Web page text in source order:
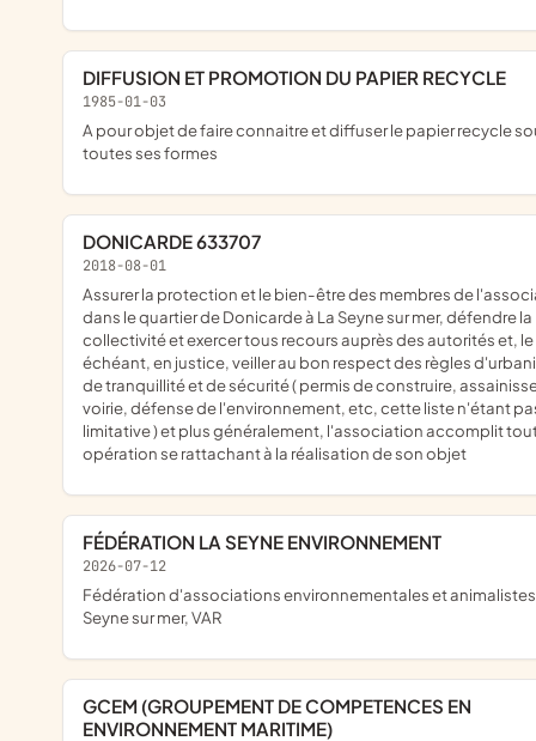
DIFFUSION ET PROMOTION DU PAPIER RECYCLE
1985-01-03
a pour objet de faire connaitre et diffuser le papier recycle sous
toutes ses formes
DONICARDE 633707
2018-08-01
assurer la protection et le bien-être des membres de l'association
dans le quartier de Donicarde à La Seyne sur mer, défendre la
collectivité et exercer tous recours auprès des autorités et,
échéant, en justice, veiller au bon respect des règles
de tranquillité et de sécurité ( permis de construire,
voirie, défense de l'environnement, etc, cette liste n'étant
limitative ) et plus généralement, l'association accomplit
opération se rattachant à la réalisation de son objet
FÉDÉRATION LA SEYNE ENVIRONNEMENT
2026-07-12
fédération d'associations environnementales et animalistes de la
Seyne sur mer, VAR
GCEM (GROUPEMENT DE COMPETENCES EN
ENVIRONNEMENT MARITIME)